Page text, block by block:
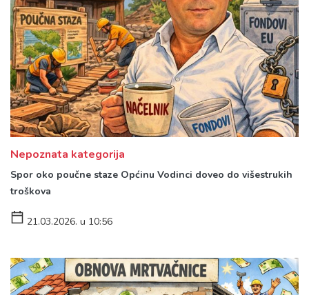
Nepoznata kategorija
Spor oko poučne staze Općinu Vodinci doveo do višestrukih
troškova
21.03.2026. u 10:56